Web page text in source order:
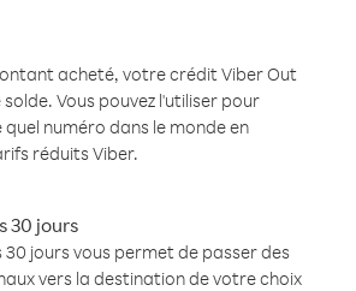
acheté, votre crédit Viber Out
Vous pouvez l'utiliser pour
numéro dans le monde en
réduits Viber.
30 jours
jours vous permet de passer des
vers la destination de votre choix